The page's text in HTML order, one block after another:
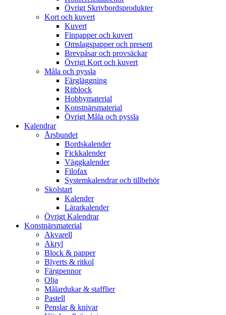
Övrigt Skrivbordsprodukter
Kort och kuvert
Kuvert
Finpapper och kuvert
Omslagspapper och present
Brevpåsar och provsäckar
Övrigt Kort och kuvert
Måla och pyssla
Färgläggning
Ritblock
Hobbymaterial
Konstnärsmaterial
Övrigt Måla och pyssla
Kalendrar
Årsbundet
Bordskalender
Fickkalender
Väggkalender
Filofax
Systemkalendrar och tillbehör
Skolstart
Kalender
Lärarkalender
Övrigt Kalendrar
Konstnärsmaterial
Akvarell
Akryl
Block & papper
Blyerts & ritkol
Färgpennor
Olja
Målardukar & stafflier
Pastell
Penslar & knivar